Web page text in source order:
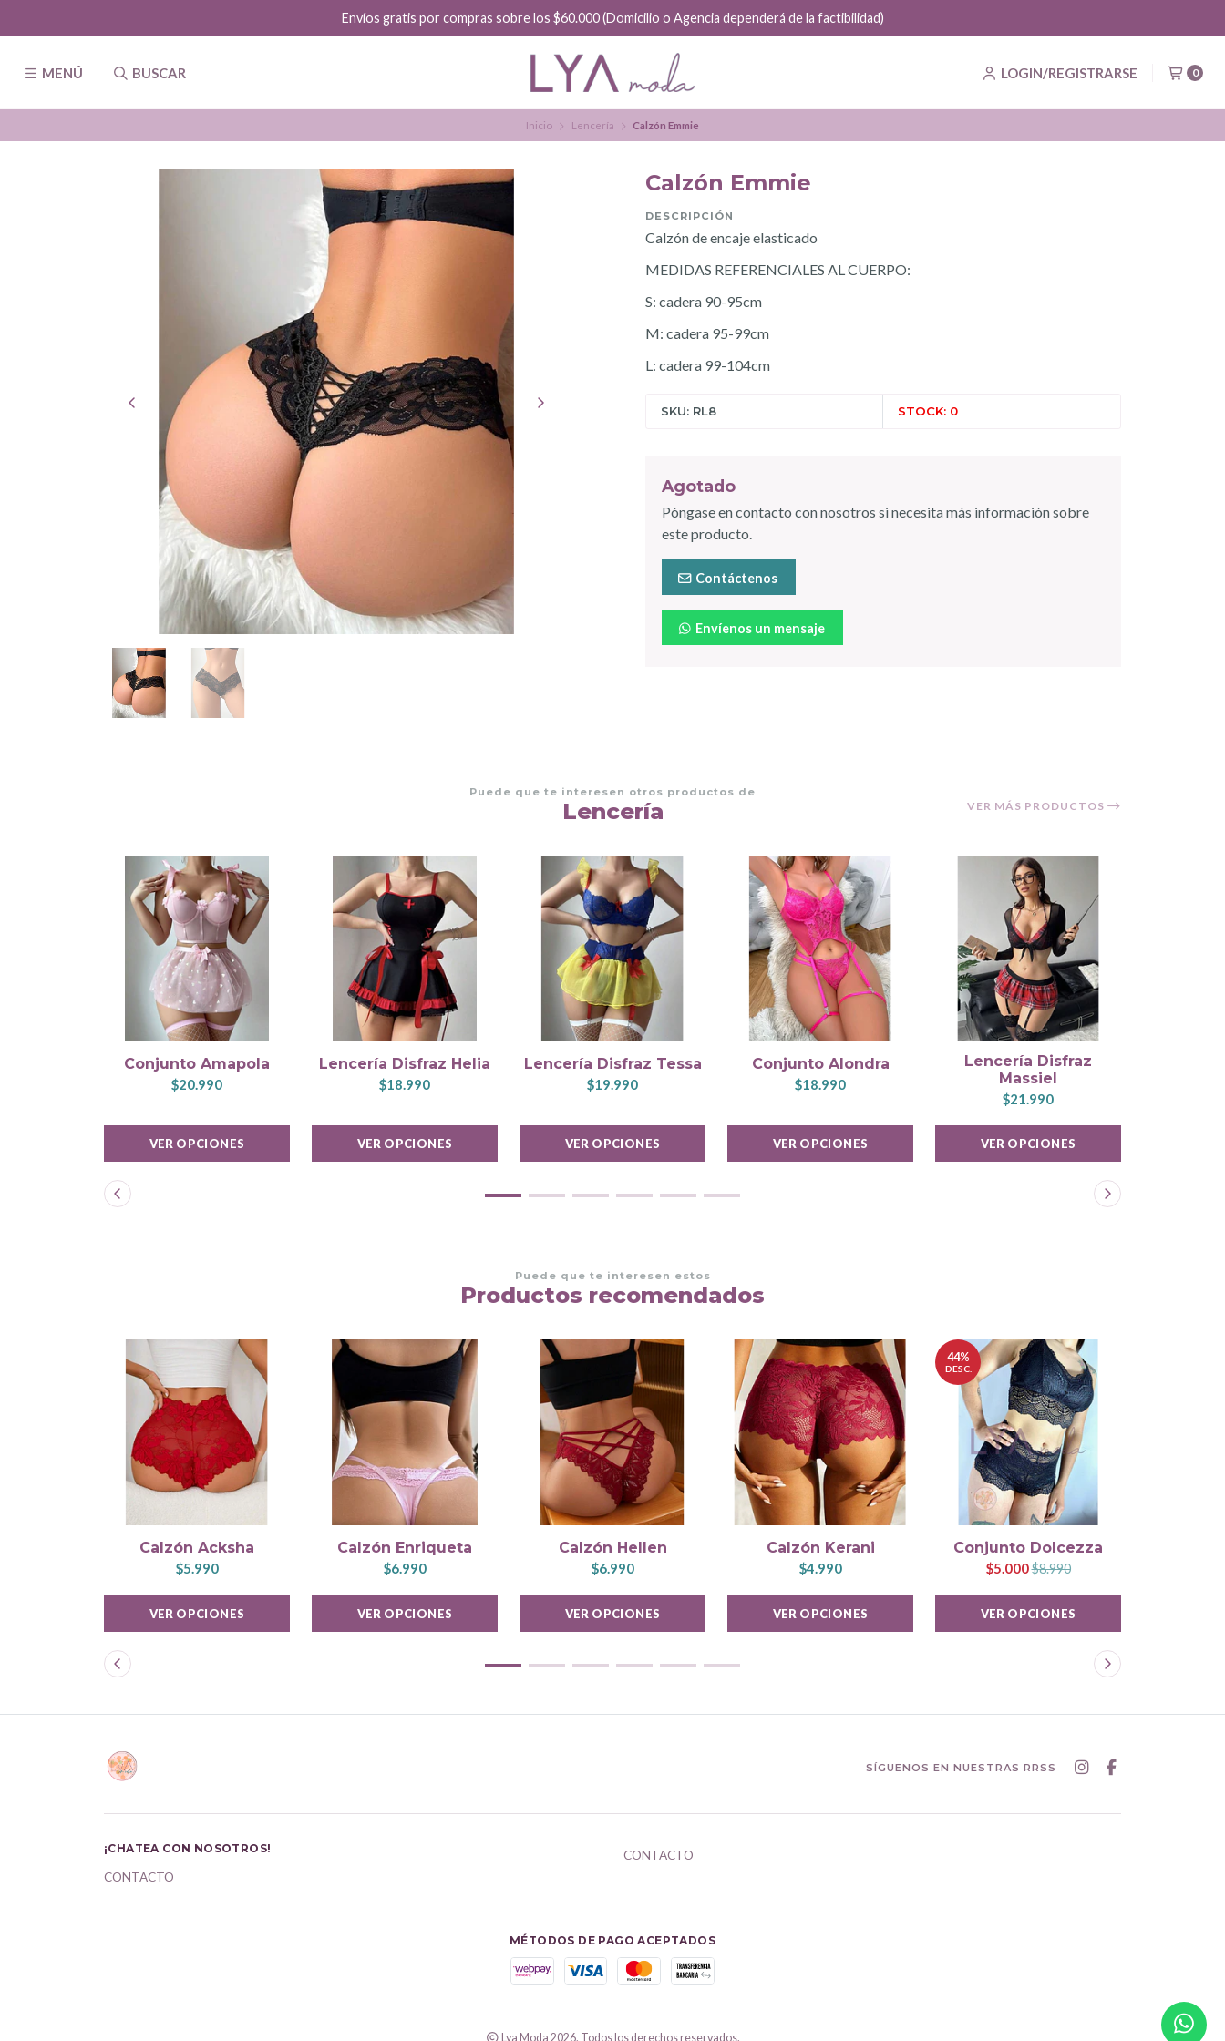
MENÚ BUSCAR LOGIN/REGISTRARSE 0
Envíos gratis por compras sobre los $60.000 (Domicilio o Agencia dependerá de la factibilidad)
Inicio Lencería Calzón Emmie
Calzón Emmie
DESCRIPCIÓN
Calzón de encaje elasticado
MEDIDAS REFERENCIALES AL CUERPO:
S: cadera 90-95cm
M: cadera 95-99cm
L: cadera 99-104cm
SKU: RL8 STOCK: 0
Agotado
Póngase en contacto con nosotros si necesita más información sobre
este producto.
Contáctenos
Envíenos un mensaje
Puede que te interesen otros productos de
Lencería VER MÁS PRODUCTOS
Conjunto Amapola
$20.990
VER OPCIONES
Lencería Disfraz Helia
$18.990
VER OPCIONES
Lencería Disfraz Tessa
$19.990
VER OPCIONES
Conjunto Alondra
$18.990
VER OPCIONES
Lencería Disfraz
Massiel
$21.990
VER OPCIONES
Puede que te interesen estos
Productos recomendados
Calzón Acksha
$5.990
VER OPCIONES
Calzón Enriqueta
$6.990
VER OPCIONES
Calzón Hellen
$6.990
VER OPCIONES
Calzón Kerani
$4.990
VER OPCIONES
44%
DESC.
Conjunto Dolcezza
$5.000$8.990
VER OPCIONES
SÍGUENOS EN NUESTRAS RRSS
¡CHATEA CON NOSOTROS!
CONTACTO
CONTACTO
MÉTODOS DE PAGO ACEPTADOS
Lya Moda 2026. Todos los derechos reservados.